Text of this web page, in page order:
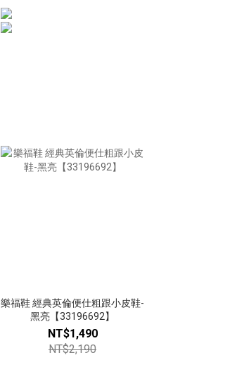
樂福鞋 經典英倫便仕粗跟小皮鞋-
黑亮【33196692】
NT$1,490
NT$2,190